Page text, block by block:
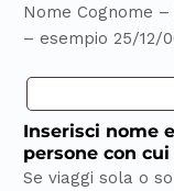
Nome Cognome
– esempio 25/12/
Inserisci nome
persone con
Se viaggi sola o